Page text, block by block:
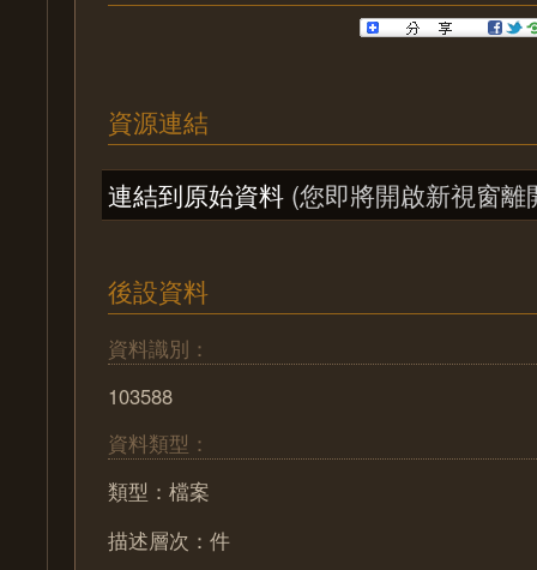
資源連結
連結到原始資料 (您即將開啟新視窗離
後設資料
資料識別：
103588
資料類型：
類型：檔案
描述層次：件